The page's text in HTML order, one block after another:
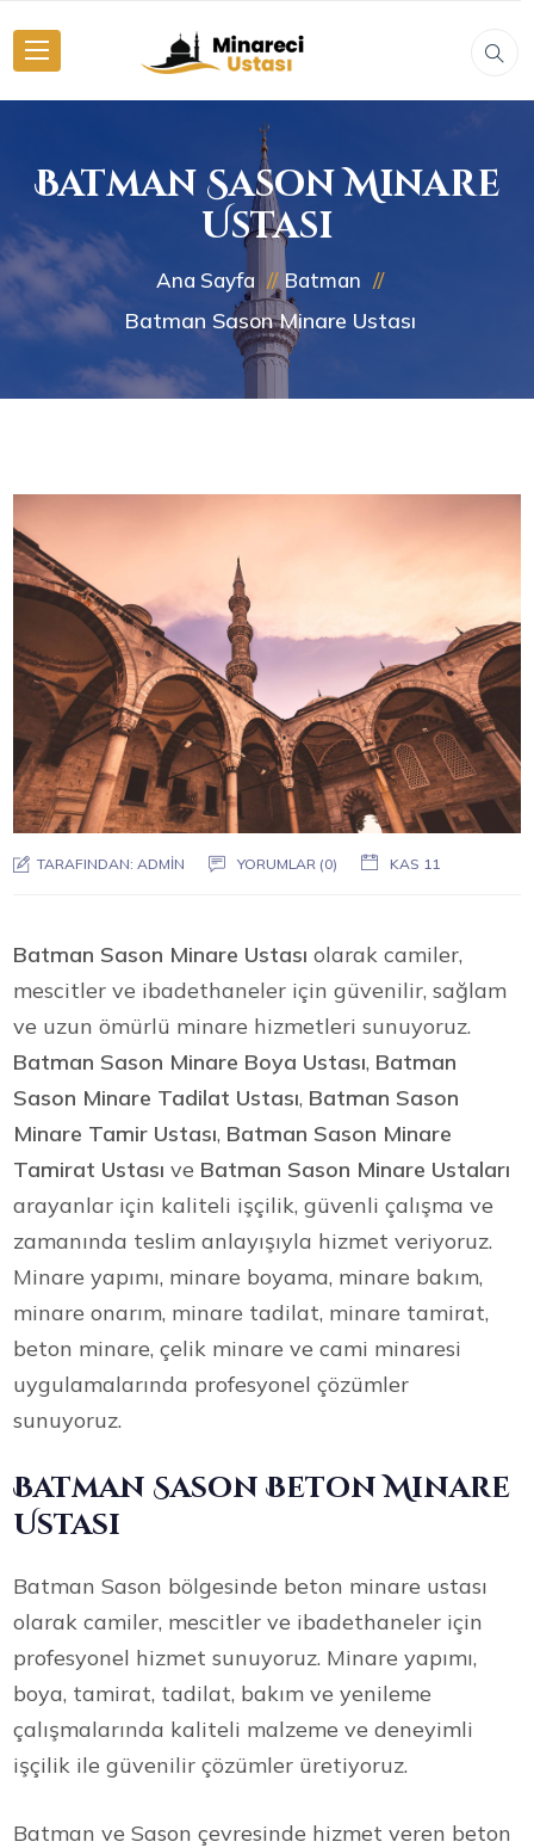
Batman Sason Minare
Ustası
Ana Sayfa Batman
Batman Sason Minare Ustası
TARAFINDAN: ADMIN YORUMLAR (0) KAS 11
Batman Sason Minare Ustası olarak camiler,
mescitler ve ibadethaneler için güvenilir, sağlam
ve uzun ömürlü minare hizmetleri sunuyoruz.
Batman Sason Minare Boya Ustası, Batman
Sason Minare Tadilat Ustası, Batman Sason
Minare Tamir Ustası, Batman Sason Minare
Tamirat Ustası ve Batman Sason Minare Ustaları
arayanlar için kaliteli işçilik, güvenli çalışma ve
zamanında teslim anlayışıyla hizmet veriyoruz.
Minare yapımı, minare boyama, minare bakım,
minare onarım, minare tadilat, minare tamirat,
beton minare, çelik minare ve cami minaresi
uygulamalarında profesyonel çözümler
sunuyoruz.
Batman Sason Beton Minare
Ustası
Batman Sason bölgesinde beton minare ustası
olarak camiler, mescitler ve ibadethaneler için
profesyonel hizmet sunuyoruz. Minare yapımı,
boya, tamirat, tadilat, bakım ve yenileme
çalışmalarında kaliteli malzeme ve deneyimli
işçilik ile güvenilir çözümler üretiyoruz.
Batman ve Sason çevresinde hizmet veren beton